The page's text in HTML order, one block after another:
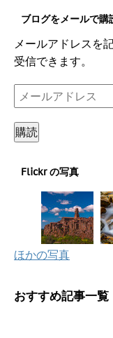
ブログをメールで購
メールアドレスを
受信できます。
メ
ー
ル
ア
レ
購読
Flickr の写真
ほかの写真
おすすめ記事一覧